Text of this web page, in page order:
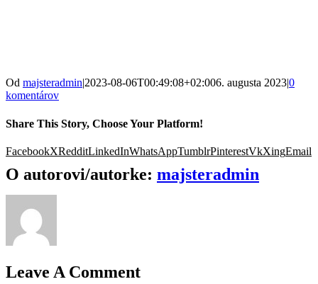
Od majsteradmin|2023-08-06T00:49:08+02:006. augusta 2023|0
komentárov
Share This Story, Choose Your Platform!
FacebookXRedditLinkedInWhatsAppTumblrPinterestVkXingEmail
O autorovi/autorke: majsteradmin
Leave A Comment